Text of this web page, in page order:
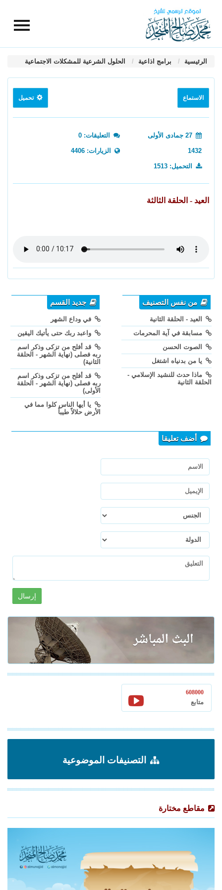
الرئيسية برامج اذاعية الحلول الشرعية للمشكلات الاجتماعية
الاستماع تحميل
27 جمادى الأولى
1432
التعليقات: 0
الزيارات: 4406
التحميل: 1513
العيد - الحلقة الثالثة
من نفس التصنيف
العيد - الحلقة الثانية
مسابقة في آية المحرمات
الصوت الحسن
يا من بدنياه اشتغل
ماذا حدث للنشيد الإسلامي -
الحلقة الثانية
جديد القسم
في وداع الشهر
واعبد ربك حتى يأتيك اليقين
قد أفلح من تزكى وذكر اسم
ربه فصلى (نهاية الشهر - الحلقة
الثانية)
قد أفلح من تزكى وذكر اسم
ربه فصلى (نهاية الشهر - الحلقة
الأولى)
يا أيها الناس كلوا مما في
الأرض حلالاً طيباً
أضف تعليقا
إرسال
608000
متابع
التصنيفات الموضوعية
مقاطع مختارة